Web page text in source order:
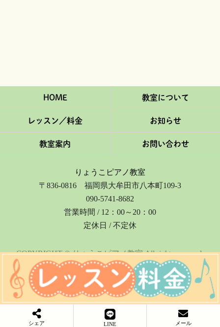
HOME 教室について
レッスン／料金 お知らせ
教室案内 お問い合わせ
りょうこピアノ教室
〒836-0816 福岡県大牟田市八本町109-3
090-5741-8682
営業時間 / 12：00～20：00
定休日 / 不定休
COPYRIGHT © りょうこピアノ教室 All rights reserved.
シェア LINE メール